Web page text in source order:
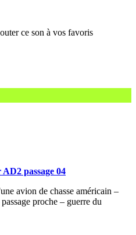
passage 04
avion de chasse américain –
proche – guerre du